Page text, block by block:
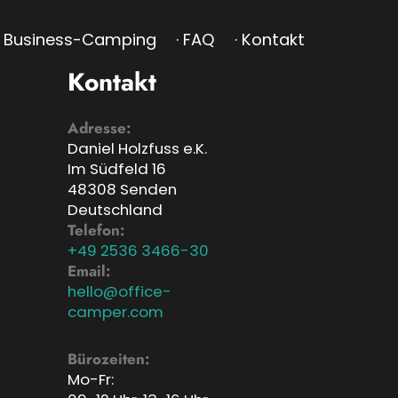
Business-Camping · FAQ · Kontakt
Kontakt
Adresse:
Daniel Holzfuss e.K.
Im Südfeld 16
48308 Senden
Deutschland
Telefon:
+49 2536 3466-30
Email:
hello@office-
camper.com
Bürozeiten:
Mo-Fr: